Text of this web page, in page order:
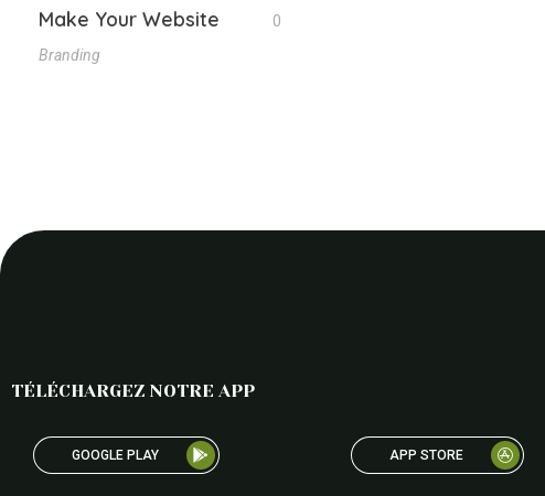
Make Your Website
0
Branding
TÉLÉCHARGEZ NOTRE APP
GOOGLE PLAY APP STORE